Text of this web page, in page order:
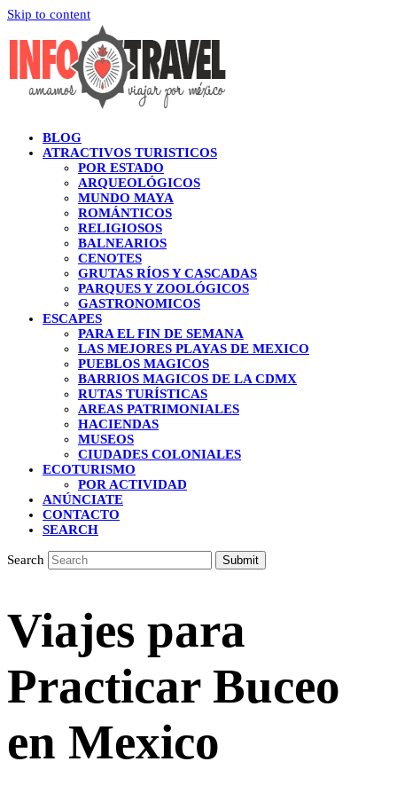
Skip to content
BLOG
ATRACTIVOS TURISTICOS
POR ESTADO
ARQUEOLÓGICOS
MUNDO MAYA
ROMÁNTICOS
RELIGIOSOS
BALNEARIOS
CENOTES
GRUTAS RÍOS Y CASCADAS
PARQUES Y ZOOLÓGICOS
GASTRONOMICOS
ESCAPES
PARA EL FIN DE SEMANA
LAS MEJORES PLAYAS DE MEXICO
PUEBLOS MAGICOS
BARRIOS MAGICOS DE LA CDMX
RUTAS TURÍSTICAS
AREAS PATRIMONIALES
HACIENDAS
MUSEOS
CIUDADES COLONIALES
ECOTURISMO
POR ACTIVIDAD
ANÚNCIATE
CONTACTO
SEARCH
Search Submit
Viajes para
Practicar Buceo
en Mexico